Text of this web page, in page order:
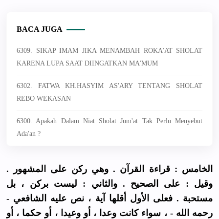
BACA JUGA
6309. SIKAP IMAM JIKA MENAMBAH ROKA'AT SHOLAT
KARENA LUPA SAAT DIINGATKAN MA'MUM
6302. FATWA KH.HASYIM AS'ARY TENTANG SHOLAT
REBO WEKASAN
6300. Apakah Dalam Niat Sholat Jum'at Tak Perlu Menyebut
Ada'an ?
الخامس : قراءة القرآن . وهي ركن على المشهور .
وقيل : على الصحيح . والثاني : ليست بركن ، بل
مستحبة . فعلى الأول أقلها آية ، نص عليه الشافعي -
رحمه الله - ، سواء كانت وعدا ، أو وعيدا ، أو حكما ، أو